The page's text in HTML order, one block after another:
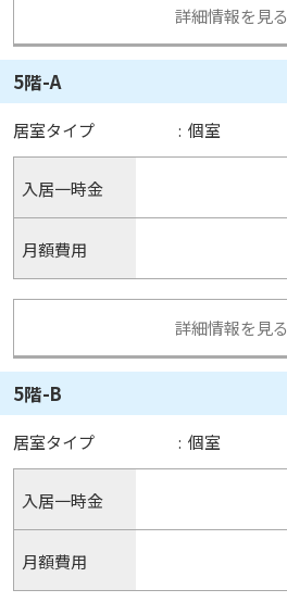
詳細情報を見る
5階-A
居室タイプ : 個室
入居一時金
月額費用
詳細情報を見る
5階-B
居室タイプ : 個室
入居一時金
月額費用